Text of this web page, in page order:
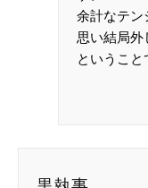
余計なテン
思い結局外
というこ